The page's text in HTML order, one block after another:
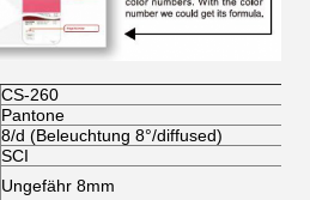
CS-260
Pantone
8/d (Beleuchtung 8°/diffused)
SCI
Ungefähr 8mm